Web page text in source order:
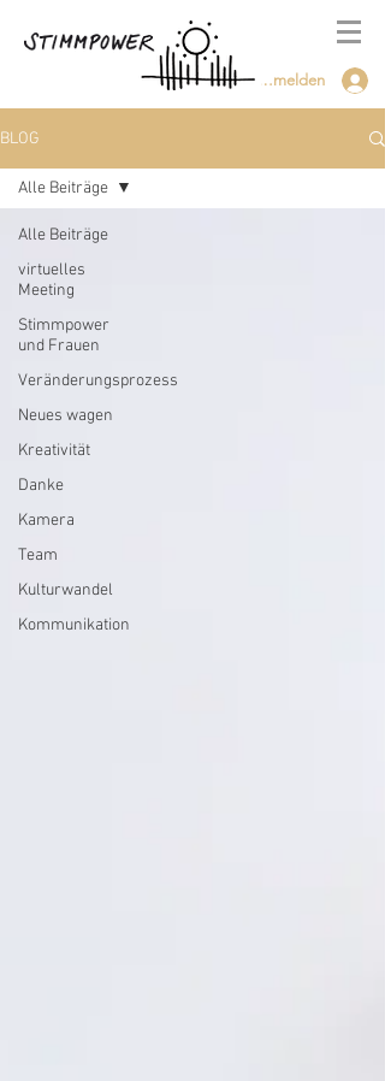
Anmelden
BLOG
Alle Beiträge
virtuelles
Meeting
Stimmpower
und Frauen
Veränderungsprozess
Neues wagen
Kreativität
Danke
Kamera
Team
Kulturwandel
Kommunikation
Alle Beiträge